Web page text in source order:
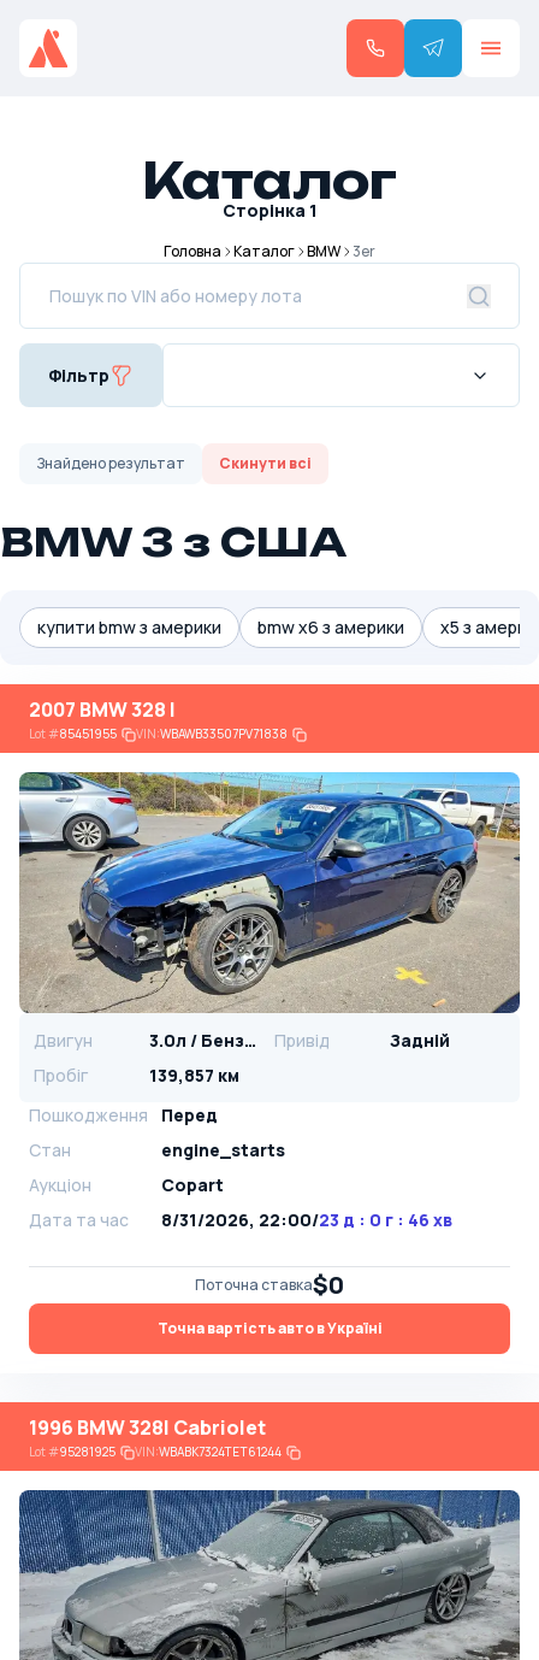
Каталог
Сторінка 1
Головна Каталог BMW 3er
Фільтр
Знайденорезультат Скинути всі
BMW 3 з США
купити bmw з америки bmw x6 з америки х5 з
2007 BMW 328 I
Lot#85451955 VIN:WBAWB33507PV71838
Двигун 3.0л / Бензин Привід
Задній
Пробіг
139,857 км
Пошкодження
Перед
Стан
engine_starts
Аукціон
Copart
Дата та час
8/31/2026, 22:00/23 д : 0 г : 46 хв
Поточна ставка$0
Точна вартість авто в Україні
1996 BMW 328I Cabriolet
Lot#95281925 VIN:WBABK7324TET61244